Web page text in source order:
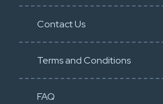
Contact Us
Terms and Conditions
FAQ